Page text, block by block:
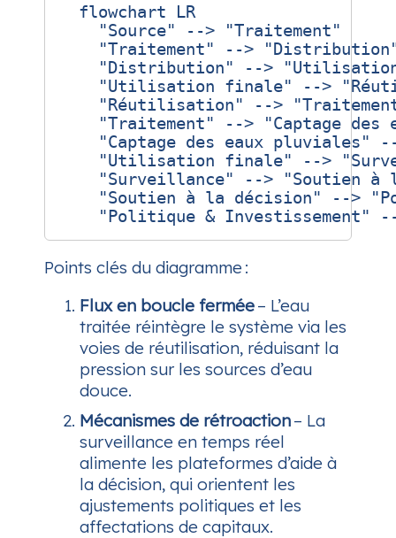
  flowchart LR
    "Source" --> "Traitement"
"Traitement" -->
"Distribution" -->
"Utilisation finale" -->
"Réutilisation" -->
"Traitement" --> "Captage des
"Captage des eaux pluviales"
"Utilisation finale" -->
"Surveillance" --> "Soutien à
"Soutien à la décision" -->
Points clés du diagramme :
Flux en boucle fermée– L’eau
traitée réintègre le système via les
voies de réutilisation, réduisant la
pression sur les sources d’eau
douce.
Mécanismes de rétroaction– La
surveillance en temps réel
alimente les plateformes d’aide à
la décision, qui orientent les
ajustements politiques et les
affectations de capitaux.